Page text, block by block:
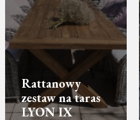
Rattanowy
zestaw na taras
LYON IX